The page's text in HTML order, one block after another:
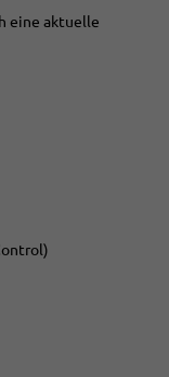
eine aktuelle